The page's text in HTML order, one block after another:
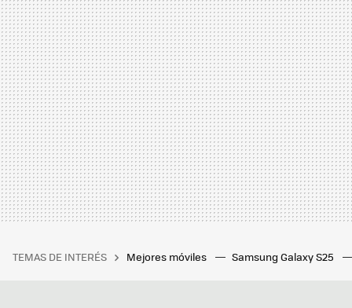
TEMAS DE INTERÉS Mejores móviles Samsung Galaxy S25